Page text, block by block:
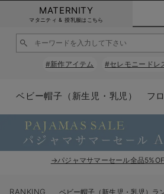
新生児服全て
ベビー服全て
ロンパース・カバーオール
ベビー ブルマ
ベビー スカート
シーズンアイテム全て
ベビー・新生児 寝具全て
ベビーベッド・布団 （ベビー・新生児）
ベビー 雑貨全て
ベビーチェア（ハイローチェア）・ベビーラック
ベビー 雑貨 小物
ベビー安全グッズ
お出かけグッズ全て
ベビー｜季節の特集全て
猛暑からベビーを守るひんやりグッズ
ベビーの動物なりきり特集
ベビー 夏のお役立ちグッズ特集
アウトレット全て
【アウトレット】ワンピース
【アウトレット】パジャマ
【アウトレット】インナー
特集全て
抗菌防臭加工
コットン素材
再入荷全て
再入荷｜インナー
MATERNITY
マタニティ & 授乳服はこちら
#新作アイテム #セレモニードレ
ベビー帽子（新生児・乳児） フ
→パジャマサマーセール全品
RANKING ベビー帽子（新生児・乳児）ラ
カートに入れる
閉じる